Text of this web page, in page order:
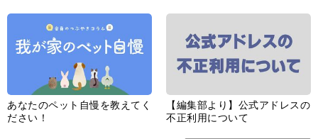
あなたのペット自慢を教えてく
ださい！
【編集部より】公式アドレスの
不正利用について